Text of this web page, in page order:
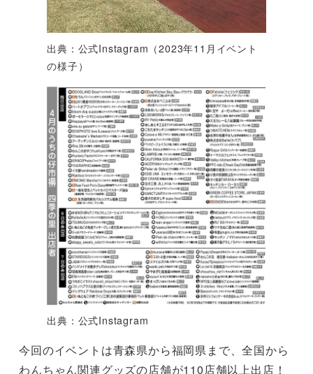
出典：公式Instagram（2023年11月イベント
の様子）
出典：公式Instagram
今回のイベントは青森県から福岡県まで、全国から
わんちゃん関連グッズの店舗が110店舗以上出店！